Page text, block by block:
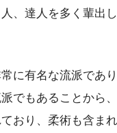
、達人を多く輩出
に有名な流派であ
でもあることから
おり、柔術も含ま